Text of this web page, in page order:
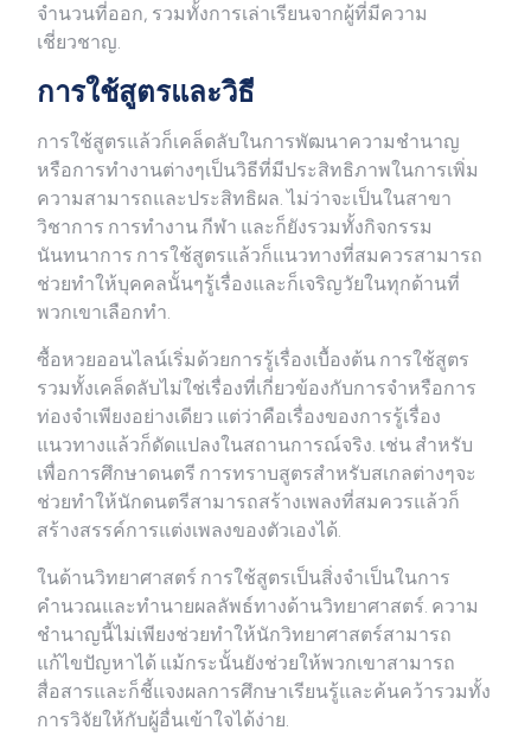
จำนวนที่ออก, รวมทั้งการเล่าเรียนจากผู้ที่มีความ
เชี่ยวชาญ.
การใช้สูตรและวิธี
การใช้สูตรแล้วก็เคล็ดลับในการพัฒนาความชำนาญ
หรือการทำงานต่างๆเป็นวิธีที่มีประสิทธิภาพในการเพิ่ม
ความสามารถและประสิทธิผล. ไม่ว่าจะเป็นในสาขา
วิชาการ การทำงาน กีฬา และก็ยังรวมทั้งกิจกรรม
นันทนาการ การใช้สูตรแล้วก็แนวทางที่สมควรสามารถ
ช่วยทำให้บุคคลนั้นๆรู้เรื่องและก็เจริญวัยในทุกด้านที่
พวกเขาเลือกทำ.
ซื้อหวยออนไลน์เริ่มด้วยการรู้เรื่องเบื้องต้น การใช้สูตร
รวมทั้งเคล็ดลับไม่ใช่เรื่องที่เกี่ยวข้องกับการจำหรือการ
ท่องจำเพียงอย่างเดียว แต่ว่าคือเรื่องของการรู้เรื่อง
แนวทางแล้วก็ดัดแปลงในสถานการณ์จริง. เช่น สำหรับ
เพื่อการศึกษาดนตรี การทราบสูตรสำหรับสเกลต่างๆจะ
ช่วยทำให้นักดนตรีสามารถสร้างเพลงที่สมควรแล้วก็
สร้างสรรค์การแต่งเพลงของตัวเองได้.
ในด้านวิทยาศาสตร์ การใช้สูตรเป็นสิ่งจำเป็นในการ
คำนวณและทำนายผลลัพธ์ทางด้านวิทยาศาสตร์. ความ
ชำนาญนี้ไม่เพียงช่วยทำให้นักวิทยาศาสตร์สามารถ
แก้ไขปัญหาได้ แม้กระนั้นยังช่วยให้พวกเขาสามารถ
สื่อสารและก็ชี้แจงผลการศึกษาเรียนรู้และค้นคว้ารวมทั้ง
การวิจัยให้กับผู้อื่นเข้าใจได้ง่าย.